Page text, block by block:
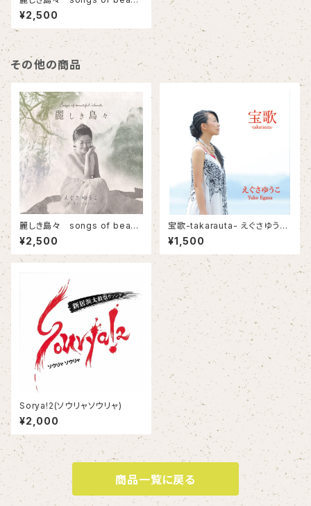
ful islands
¥2,500
その他の商品
麗しき島々 songs of beauti
ful islands
¥2,500
宝歌-takarauta- えぐさゆう
こ
¥1,500
Sorya!2(ソウリャソウリャ)
¥2,000
商品一覧に戻る